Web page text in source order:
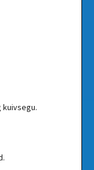
kuivsegu.